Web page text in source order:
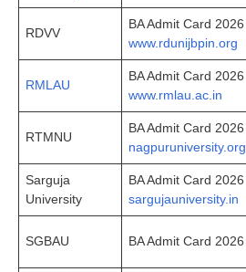
RDVV
BA Admit Card 2026
www.rdunijbpin.org
RMLAU
BA Admit Card 2026
www.rmlau.ac.in
RTMNU
BA Admit Card 2026
nagpuruniversity.org
Sarguja
University
BA Admit Card 2026
sargujauniversity.in
SGBAU BA Admit Card 2026